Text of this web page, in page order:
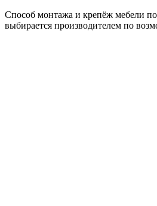
Способ монтажа и крепёж мебели
выбирается производителем по